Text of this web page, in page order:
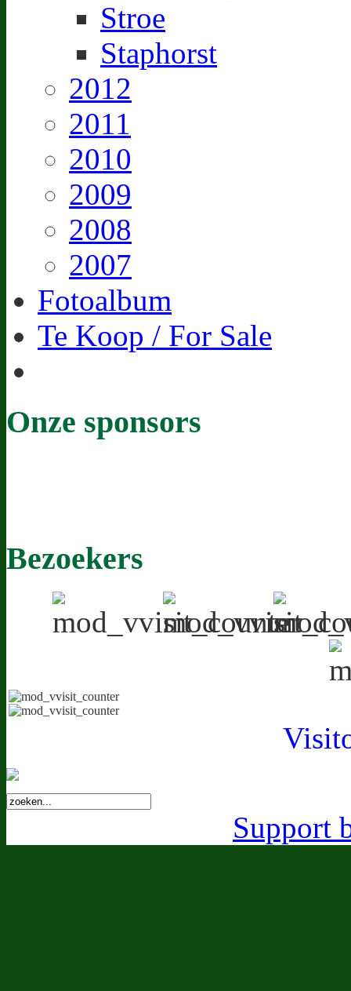
Stroe
Staphorst
2012
2011
2010
2009
2008
2007
Fotoalbum
Te Koop / For Sale
Onze sponsors
Bezoekers
Support